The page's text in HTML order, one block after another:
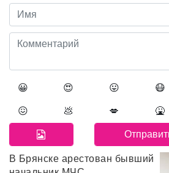
😀 😍 😛 😷
😖 💩 💋 🤮
В Брянске арестован бывший